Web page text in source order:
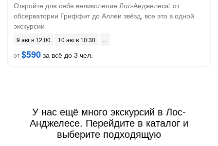
Откройте для себя великолепие Лос-Анджелеса: от
обсерватории Гриффит до Аллеи звёзд, все это в одной
экскурсии
9 авг в 12:00
10 авг в 10:30
от$590 за всё до 3 чел.
У нас ещё много экскурсий в Лос-
Анджелесе. Перейдите в каталог и
выберите подходящую